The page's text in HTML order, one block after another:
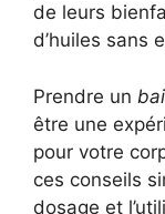
de leurs
d’huiles sans
Prendre un
être une
pour votre
ces conseils
dosage et